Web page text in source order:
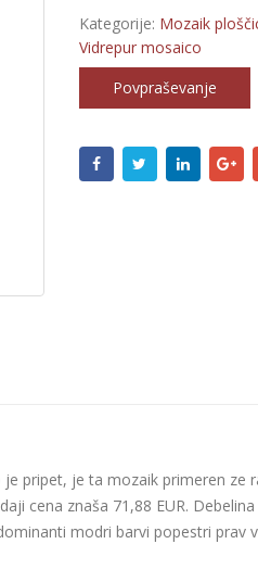
Kategorije: Mozaik
Vidrepur mosaico
Povpraševanje
pripet, je ta mozaik primeren ze
cena znaša 71,88 EUR.
modri barvi popestri prav